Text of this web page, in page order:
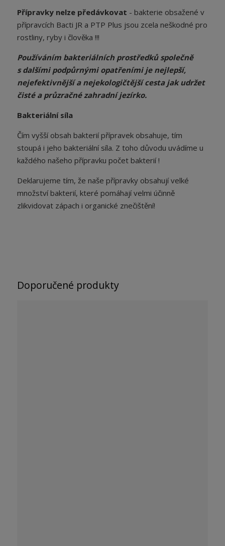
Přípravky nelze předávkovat - bakterie obsažené v
přípravcích Bacti JR a PTP Plus jsou zcela neškodné pro
rostliny, ryby i člověka !!!
Používáním bakteriálních prostředků společně
s dalšími podpůrnými opatřeními je nejlepší,
nejefektivnější a nejekologičtější cesta jak udržet
čisté a průzračné zahradní jezírko.
Bakteriální síla
Čím vyšší obsah bakterií přípravek obsahuje, tím
stoupá i jeho bakteriální síla. Z toho důvodu uvádíme u
každého našeho přípravku počet bakterií !
Deklarujeme tím, že naše přípravky obsahují velké
množství bakterií, které pomáhají velmi účinně
zlikvidovat zápach i organické znečištění!
Doporučené produkty